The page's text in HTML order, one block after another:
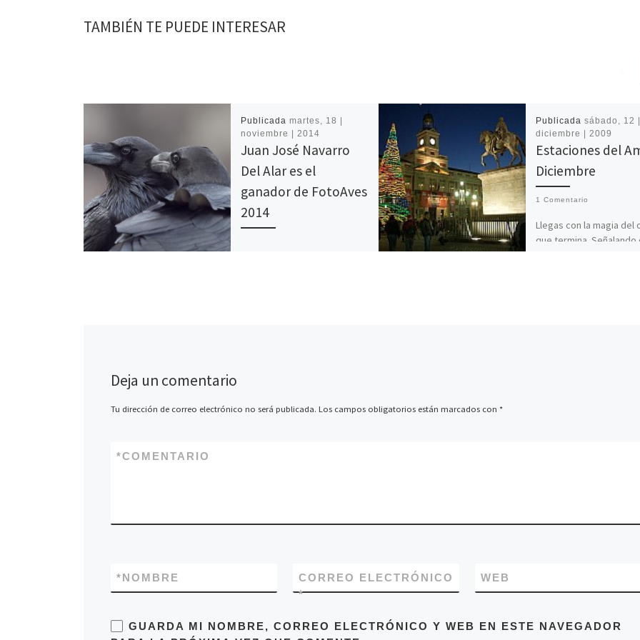
TAMBIÉN TE PUEDE INTERESAR
Publicadamartes, 18 |
noviembre | 2014
Juan José Navarro
Del Alar es el
ganador de FotoAves
2014
Publicada sábado, 12 |
diciembre | 2009
Estaciones del
Diciembre
1 Comentario
Llegas con la magia del
que termina. Señalando
Deja un comentario
Tu dirección de correo electrónico no será publicada. Los campos obligatorios están marcados con *
COMENTARIO
*
NOMBRE
*
CORREO ELECTRÓNICO
*
WEB
GUARDA MI NOMBRE, CORREO ELECTRÓNICO Y WEB EN ESTE NAVEGADOR